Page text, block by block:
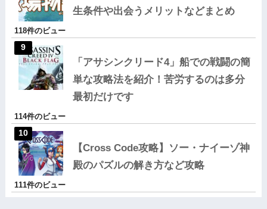
生条件や出会うメリットなどまとめ
118件のビュー
「アサシンクリード4」船での戦闘の簡
単な攻略法を紹介！苦労するのは多分
最初だけです
114件のビュー
【Cross Code攻略】ソー・ナイーゾ神
殿のパズルの解き方など攻略
111件のビュー